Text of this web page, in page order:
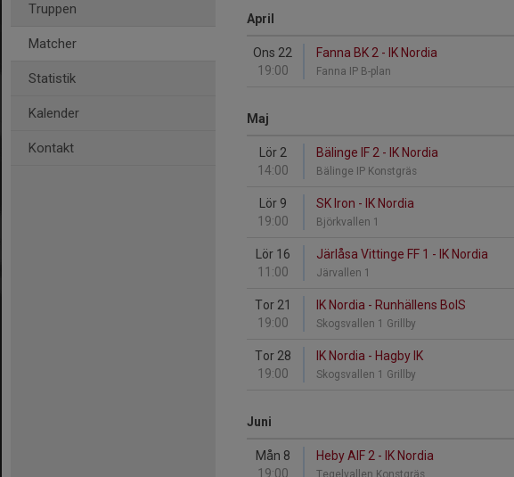
Truppen
Matcher
Statistik
Kalender
Kontakt
April
Ons 22
19:00
Fanna BK 2 - IK Nordia
Fanna IP B-plan
Maj
Lör 2
14:00
Bälinge IF 2 - IK Nordia
Bälinge IP Konstgräs
Lör 9
19:00
SK Iron - IK Nordia
Björkvallen 1
Lör 16
11:00
Järlåsa Vittinge FF 1 - IK Nordia
Järvallen 1
Tor 21
19:00
IK Nordia - Runhällens BoIS
Skogsvallen 1 Grillby
Tor 28
19:00
IK Nordia - Hagby IK
Skogsvallen 1 Grillby
Juni
Mån 8
19:00
Heby AIF 2 - IK Nordia
Tegelvallen Konstgräs